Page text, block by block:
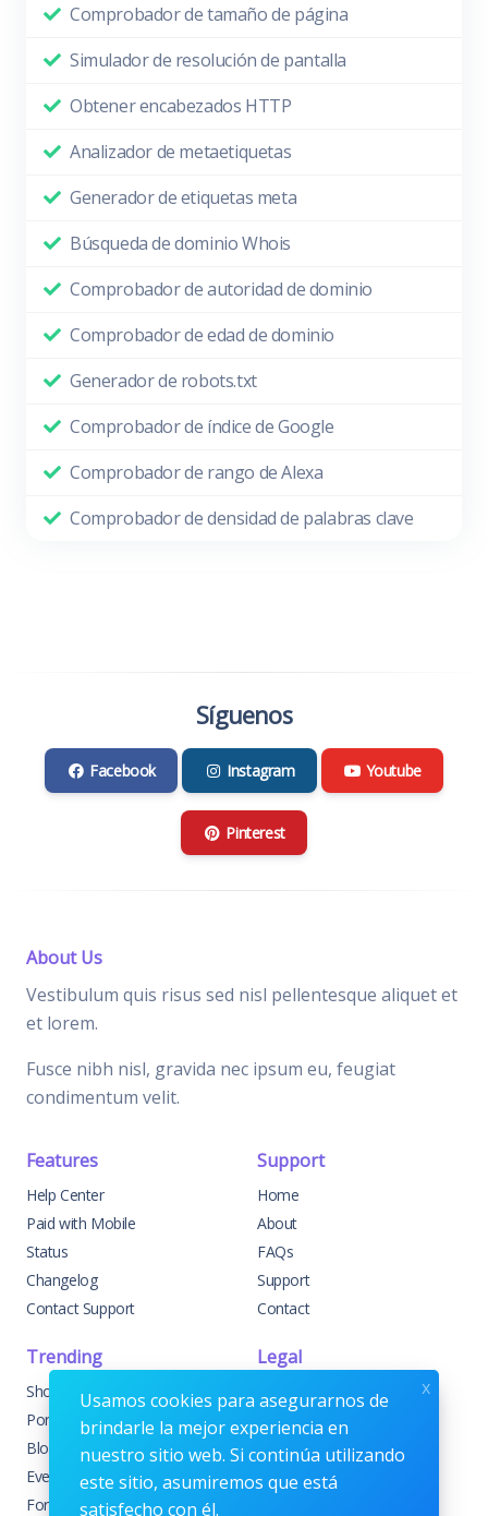
Comprobador de tamaño de página
Simulador de resolución de pantalla
Obtener encabezados HTTP
Analizador de metaetiquetas
Generador de etiquetas meta
Búsqueda de dominio Whois
Comprobador de autoridad de dominio
Comprobador de edad de dominio
Generador de robots.txt
Comprobador de índice de Google
Comprobador de rango de Alexa
Comprobador de densidad de palabras clave
Síguenos
Facebook Instagram Youtube
Pinterest
About Us
Vestibulum quis risus sed nisl pellentesque aliquet et
et lorem.
Fusce nibh nisl, gravida nec ipsum eu, feugiat
condimentum velit.
Features
Help Center
Paid with Mobile
Status
Changelog
Contact Support
Support
Home
About
FAQs
Support
Contact
Trending
Shop
Portfolio
Blog
Events
Forums
Legal
Knowledge Center
Custom Development
Sponsorships
Terms & Conditions
Usamos cookies para asegurarnos de
brindarle la mejor experiencia en
nuestro sitio web. Si continúa utilizando
este sitio, asumiremos que está
satisfecho con él.
x